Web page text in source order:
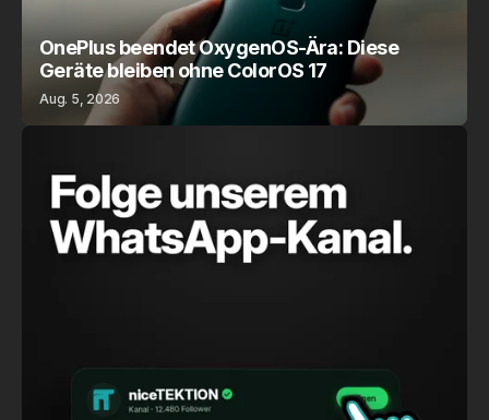
OnePlus beendet OxygenOS-Ära: Diese
Geräte bleiben ohne ColorOS 17
Aug. 5, 2026